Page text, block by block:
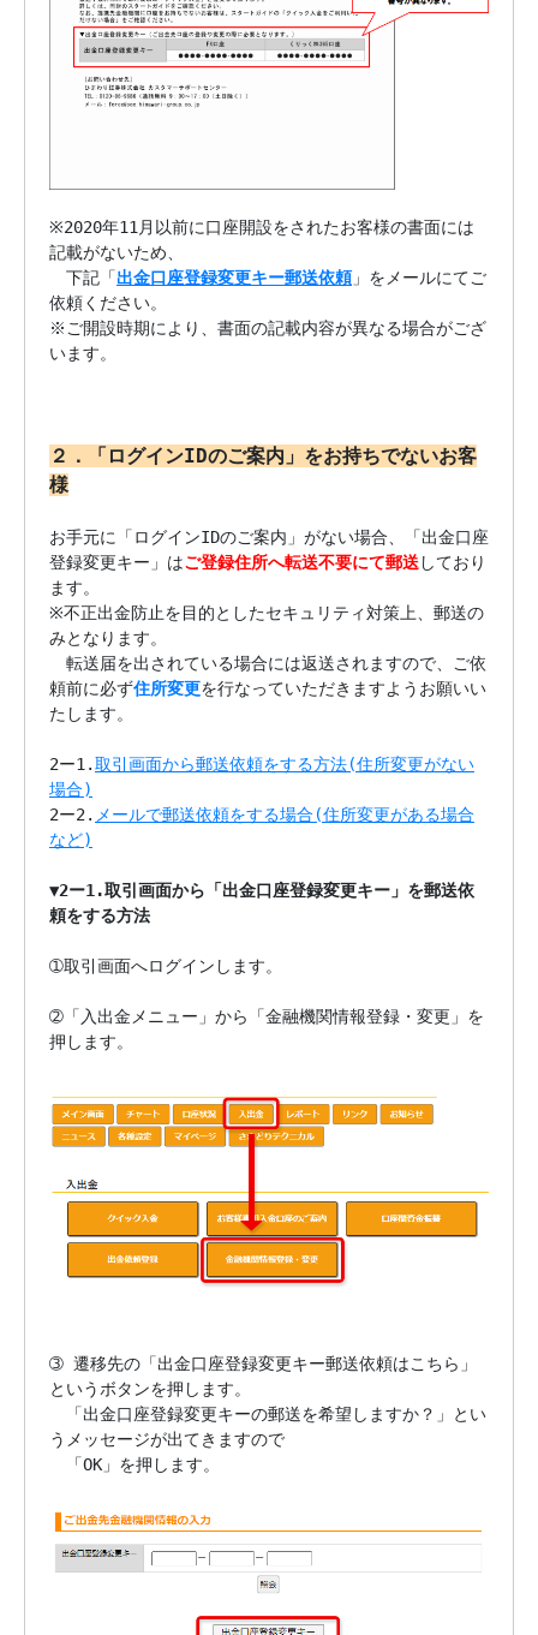
※2020年11月以前に口座開設をされたお客様の書面には
記載がないため、
下記「出金口座登録変更キー郵送依頼 」をメールにてご
依頼ください。
※ご開設時期により、書面の記載内容が異なる場合がござ
います。
２．「ログインIDのご案内」をお持ちでないお客
様
お手元に「ログインIDのご案内」がない場合、「出金口座
登録変更キー」はご登録住所へ転送不要にて郵送しており
ます。
※不正出金防止を目的としたセキュリティ対策上、郵送の
みとなります。
転送届を出されている場合には返送されますので、ご依
頼前に必ず住所変更を行なっていただきますようお願いい
たします。
2ー1.取引画面から郵送依頼をする方法(住所変更がない
場合)
2ー2. メールで郵送依頼をする場合(住所変更がある場合
など)
▼2ー1.取引画面から「出金口座登録変更キー」を郵送依
頼をする方法
➀取引画面へログインします。
➁「入出金メニュー」から「金融機関情報登録・変更」を
押します。
➂ 遷移先の「出金口座登録変更キー郵送依頼はこちら」
というボタンを押します。
「出金口座登録変更キーの郵送を希望しますか？」とい
うメッセージが出てきますので
「OK」を押します。